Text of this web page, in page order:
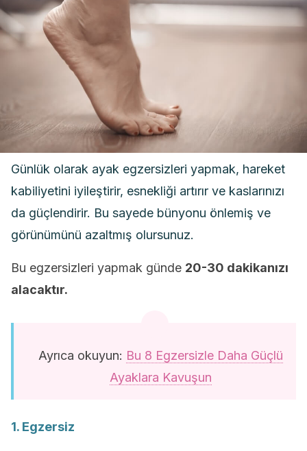
Günlük olarak ayak egzersizleri yapmak, hareket
kabiliyetini iyileştirir, esnekliği artırır ve kaslarınızı
da güçlendirir. Bu sayede bünyonu önlemiş ve
görünümünü azaltmış olursunuz.
Bu egzersizleri yapmak günde 20-30 dakikanızı
alacaktır.
Ayrıca okuyun: Bu 8 Egzersizle Daha Güçlü
Ayaklara Kavuşun
1. Egzersiz